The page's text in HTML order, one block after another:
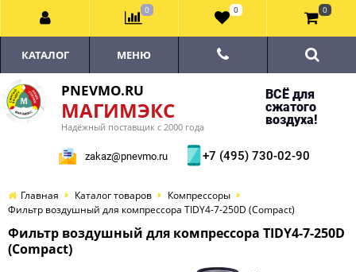
PNEVMO.RU
МАГИМЭКС
Надёжный поставщик с 2000 года
ВСЁ для
сжатого
воздуха!
zakaz@pnevmo.ru +7 (495) 730-02-90
КАТАЛОГ МЕНЮ
Главная Каталог товаров
Компрессоры
Фильтр воздушный для компрессора TIDY4-7-250D (Compact)
Фильтр воздушный для компрессора TIDY4-7-250D
(Compact)
0 0 0